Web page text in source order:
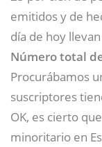
emitidos y de
día de hoy
Número total
Procurábamos
suscriptores
OK, es cierto
minoritario en